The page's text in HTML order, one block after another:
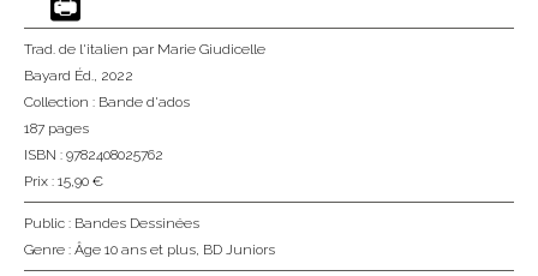
Trad. de l'italien par Marie Giudicelle
Bayard Éd., 2022
Collection : Bande d'ados
187 pages
ISBN : 9782408025762
Prix : 15,90 €
Public : Bandes Dessinées
Genre : Âge 10 ans et plus, BD Juniors